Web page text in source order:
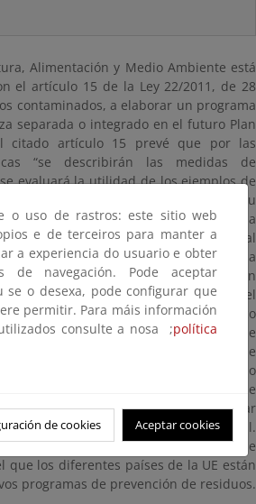
Alimentación y Medio Ambiente está
el artículo 15 de la Ley 22/2011, de 28
contaminados, a elaborar un programa
separada o integrado en el futuro Plan
citado artículo 15 prevé que por las
“se describirán las medidas de
evaluará la utilidad de los ejemplos de
el anexo IV [de la Ley de residuos] u
En aplicación de este mandato de la
elaboración del estudio dedicado al
de prevención de residuos en España
y describe las medidas de prevención
clasificando estas medidas, siguiendo el
Ley de residuos y de la Directiva Marco
que favorecen la creación de
la disminución de la generación de
aplican en fase de diseño, producción o
y, por último, las medidas que se
consumo; medidas que se pueden estar
escala nacional, autonómica y local.
efectividad de estas actuaciones, y se
que los diferentes países de la UE están
programas de prevención de residuos.
o uso de rastros: este sitio web
e de terceiros para manter a
a experiencia do usuario e obter
de navegación. Pode aceptar
se o desexa, pode configurar que
permitir. Para máis información
consulte a nosa ;política
de cookies Aceptar cookies